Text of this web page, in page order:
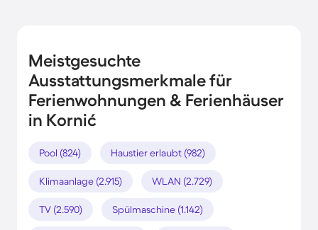
Meistgesuchte
Ausstattungsmerkmale für
Ferienwohnungen & Ferienhäuser
in Kornić
Pool (824) Haustier erlaubt (982)
Klimaanlage (2.915) WLAN (2.729)
TV (2.590) Spülmaschine (1.142)